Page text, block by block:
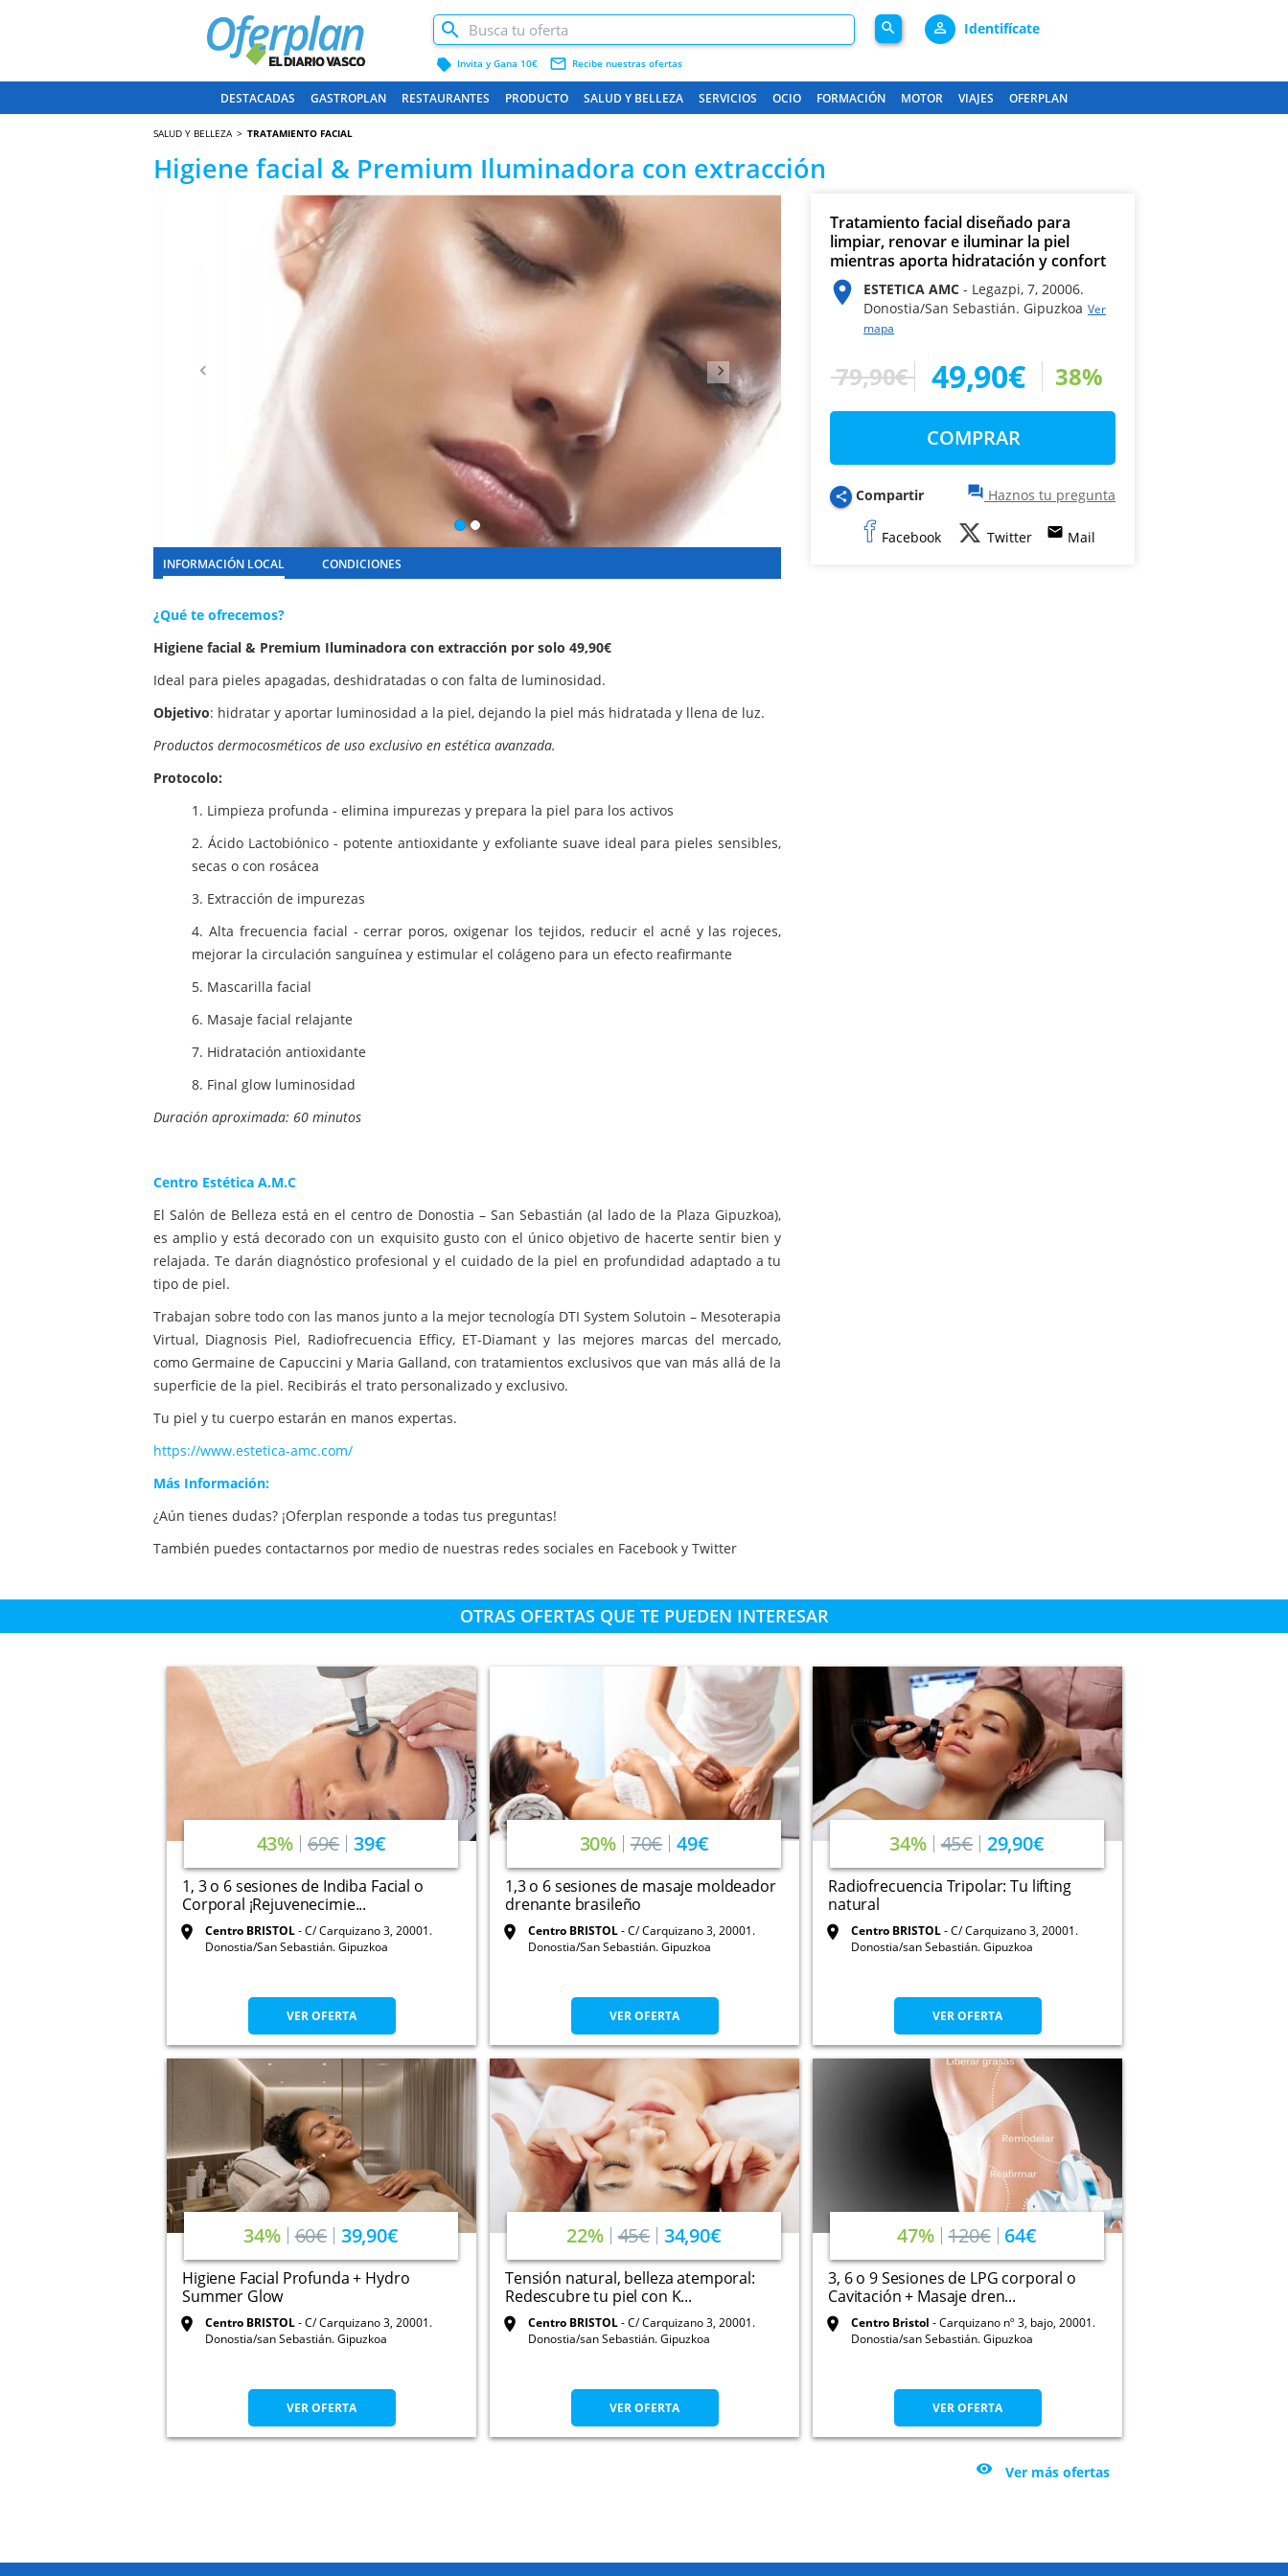
label Invita y Gana 10€ mail_outline Recibe nuestras ofertas
search person_outline Identifícate
DESTACADAS GASTROPLAN RESTAURANTES PRODUCTO SALUD Y BELLEZA SERVICIOS OCIO FORMACIÓN MOTOR VIAJES OFERPLAN
SALUD Y BELLEZA TRATAMIENTO FACIAL
Higiene facial & Premium Iluminadora con extracción
Anterior
Tratamiento facial diseñado para
limpiar, renovar e iluminar la piel
mientras aporta hidratación y confort
ESTETICA AMC
Legazpi, 7, 20006.
Donostia/San Sebastián. Gipuzkoa Ver
mapa
79,90€ 49,90€ 38%
COMPRAR
share Compartir question_answer Haznos tu pregunta
Facebook Twitter email Mail
INFORMACIÓN LOCAL CONDICIONES
¿Qué te ofrecemos?
Higiene facial & Premium Iluminadora con extracción por solo 49,90€
Ideal para pieles apagadas, deshidratadas o con falta de luminosidad.
Objetivo: hidratar y aportar luminosidad a la piel, dejando la piel más hidratada y llena de luz.
Productos dermocosméticos de uso exclusivo en estética avanzada.
Protocolo:
1. Limpieza profunda - elimina impurezas y prepara la piel para los activos
2. Ácido Lactobiónico - potente antioxidante y exfoliante suave ideal para pieles sensibles,
secas o con rosácea
3. Extracción de impurezas
4. Alta frecuencia facial - cerrar poros, oxigenar los tejidos, reducir el acné y las rojeces,
mejorar la circulación sanguínea y estimular el colágeno para un efecto reafirmante
5. Mascarilla facial
6. Masaje facial relajante
7. Hidratación antioxidante
8. Final glow luminosidad
Duración aproximada: 60 minutos
Centro Estética A.M.C
El Salón de Belleza está en el centro de Donostia – San Sebastián (al lado de la Plaza Gipuzkoa),
es amplio y está decorado con un exquisito gusto con el único objetivo de hacerte sentir bien y
relajada. Te darán diagnóstico profesional y el cuidado de la piel en profundidad adaptado a tu
tipo de piel.
Trabajan sobre todo con las manos junto a la mejor tecnología DTI System Solutoin – Mesoterapia
Virtual, Diagnosis Piel, Radiofrecuencia Efficy, ET-Diamant y las mejores marcas del mercado,
como Germaine de Capuccini y Maria Galland, con tratamientos exclusivos que van más allá de la
superficie de la piel. Recibirás el trato personalizado y exclusivo.
Tu piel y tu cuerpo estarán en manos expertas.
https://www.estetica-amc.com/
Más Información:
¿Aún tienes dudas? ¡Oferplan responde a todas tus preguntas!
También puedes contactarnos por medio de nuestras redes sociales en Facebook y Twitter
OTRAS OFERTAS QUE TE PUEDEN INTERESAR
43% 69€ 39€
1, 3 o 6 sesiones de Indiba Facial o
Corporal ¡Rejuvenecimie...
Centro BRISTOL C/ Carquizano 3, 20001.
Donostia/San Sebastián. Gipuzkoa
VER OFERTA
30% 70€ 49€
1,3 o 6 sesiones de masaje moldeador
drenante brasileño
Centro BRISTOL C/ Carquizano 3, 20001.
Donostia/San Sebastián. Gipuzkoa
VER OFERTA
34% 45€ 29,90€
Radiofrecuencia Tripolar: Tu lifting
natural
Centro BRISTOL C/ Carquizano 3, 20001.
Donostia/san Sebastián. Gipuzkoa
VER OFERTA
34% 60€ 39,90€
Higiene Facial Profunda + Hydro
Summer Glow
Centro BRISTOL C/ Carquizano 3, 20001.
Donostia/san Sebastián. Gipuzkoa
VER OFERTA
22% 45€ 34,90€
Tensión natural, belleza atemporal:
Redescubre tu piel con K...
Centro BRISTOL C/ Carquizano 3, 20001.
Donostia/san Sebastián. Gipuzkoa
VER OFERTA
47% 120€ 64€
3, 6 o 9 Sesiones de LPG corporal o
Cavitación + Masaje dren...
Centro Bristol
Carquizano nº 3, bajo, 20001.
Donostia/san Sebastián. Gipuzkoa
VER OFERTA
 Ver más ofertas
CONTACTAR CONDICIONES DE USO AYUDA OFERTAS ANTERIORES MAPA WEB